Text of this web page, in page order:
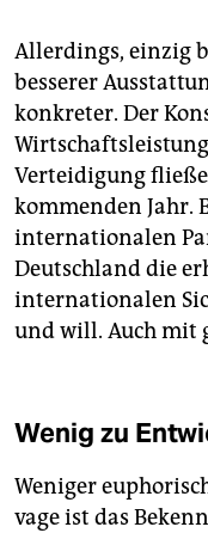
Allerdings, einzig
besserer
konkreter. Der
Verteidigung
kommenden Jahr.
internationalen
Deutschland die
internationalen
und will. Auch mit
Wenig zu
Weniger
vage ist das